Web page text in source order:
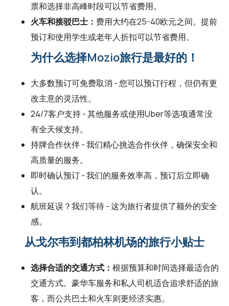
票和选择非高峰时段可以节省费用。
火车和接驳巴士： 费用大约在25-40欧元之间。提前
预订和使用学生或老年人折扣可以节省费用。
为什么选择Mozio旅行是最好的！
大多数预订可免费取消 - 您可以预订行程，但仍有更
改主意的灵活性。
24/7客户支持 - 其他服务或使用Uber等选项通常没
有全天候支持。
持牌合作伙伴 - 我们精心挑选合作伙伴，确保安全和
高质量的服务。
即时确认预订 - 我们的服务效率高，预订后立即确
认。
航班延误？我们等待 - 这为旅行者提供了额外的安全
感。
从戈尔韦到都柏林机场的旅行小贴士
选择合适的交通方式： 根据预算和时间选择最适合的
交通方式。豪华车服务和私人司机适合追求舒适的旅
客，而公共巴士和火车则更经济实惠。